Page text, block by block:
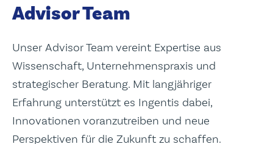
Advisor Team
Unser Advisor Team vereint Expertise aus
Wissenschaft, Unternehmenspraxis und
strategischer Beratung. Mit langjähriger
Erfahrung unterstützt es Ingentis dabei,
Innovationen voranzutreiben und neue
Perspektiven für die Zukunft zu schaffen.